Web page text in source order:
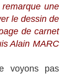
une
le dessin de
de carnet
Alain MARC
voyons pas